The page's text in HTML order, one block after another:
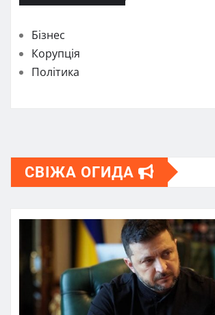
Бізнес
Корупція
Політика
СВІЖА ОГИДА